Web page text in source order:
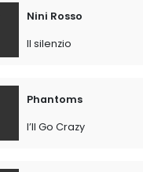
Nini Rosso
Il silenzio
Phantoms
I’ll Go Crazy